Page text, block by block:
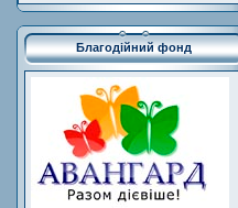
Благодійний фонд